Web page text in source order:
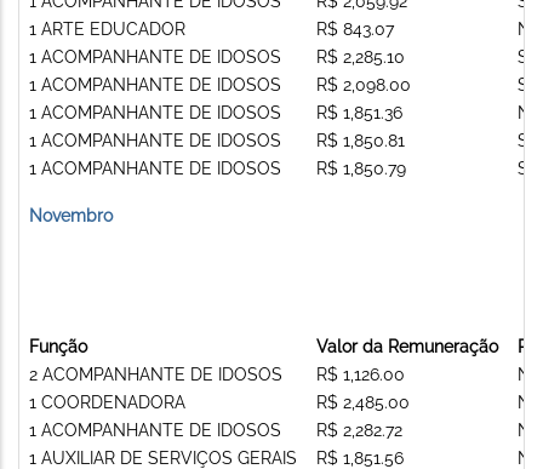
1 ARTE EDUCADOR
1 ACOMPANHANTE DE IDOSOS
1 ACOMPANHANTE DE IDOSOS
1 ACOMPANHANTE DE IDOSOS
1 ACOMPANHANTE DE IDOSOS
1 ACOMPANHANTE DE IDOSOS
R$ 843.07
R$ 2,285.10
R$ 2,098.00
R$ 1,851.36
R$ 1,850.81
R$ 1,850.79
Novembro
Função
2 ACOMPANHANTE DE IDOSOS
1 COORDENADORA
1 ACOMPANHANTE DE IDOSOS
1 AUXILIAR DE SERVIÇOS GERAIS
Valor da Remuneração
R$ 1,126.00
R$ 2,485.00
R$ 2,282.72
R$ 1,851.56